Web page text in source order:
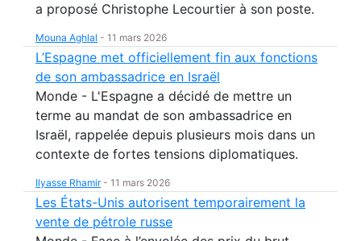
a proposé Christophe Lecourtier à son poste.
Mouna Aghlal - 11 mars 2026
L’Espagne met officiellement fin aux fonctions
de son ambassadrice en Israël
Monde - L'Espagne a décidé de mettre un
terme au mandat de son ambassadrice en
Israël, rappelée depuis plusieurs mois dans un
contexte de fortes tensions diplomatiques.
Ilyasse Rhamir- 11 mars 2026
Les États-Unis autorisent temporairement la
vente de pétrole russe